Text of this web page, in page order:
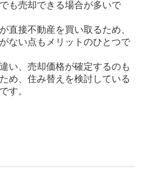
も売却できる場合が多いで
直接不動産を買い取るため、
ない点もメリットのひとつで
い、売却価格が確定するのも
め、住み替えを検討している
す。